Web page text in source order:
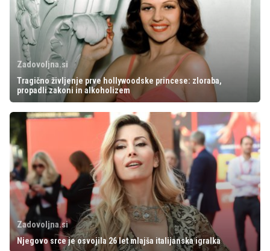
Zadovoljna.si
Tragično življenje prve hollywoodske princese: zloraba,
propadli zakoni in alkoholizem
Zadovoljna.si
Njegovo srce je osvojila 26 let mlajša italijanska igralka